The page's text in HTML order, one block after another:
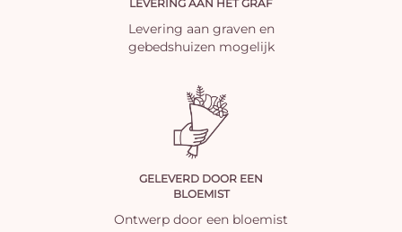
LEVERING AAN HET GRAF
Levering aan graven en
gebedshuizen mogelijk
GELEVERD DOOR EEN
BLOEMIST
Ontwerp door een bloemist